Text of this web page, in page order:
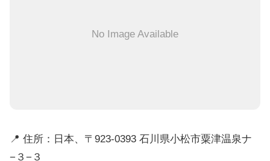
No Image Available
📍 住所：日本、〒923-0393 石川県小松市粟津温泉ナ
−３−３